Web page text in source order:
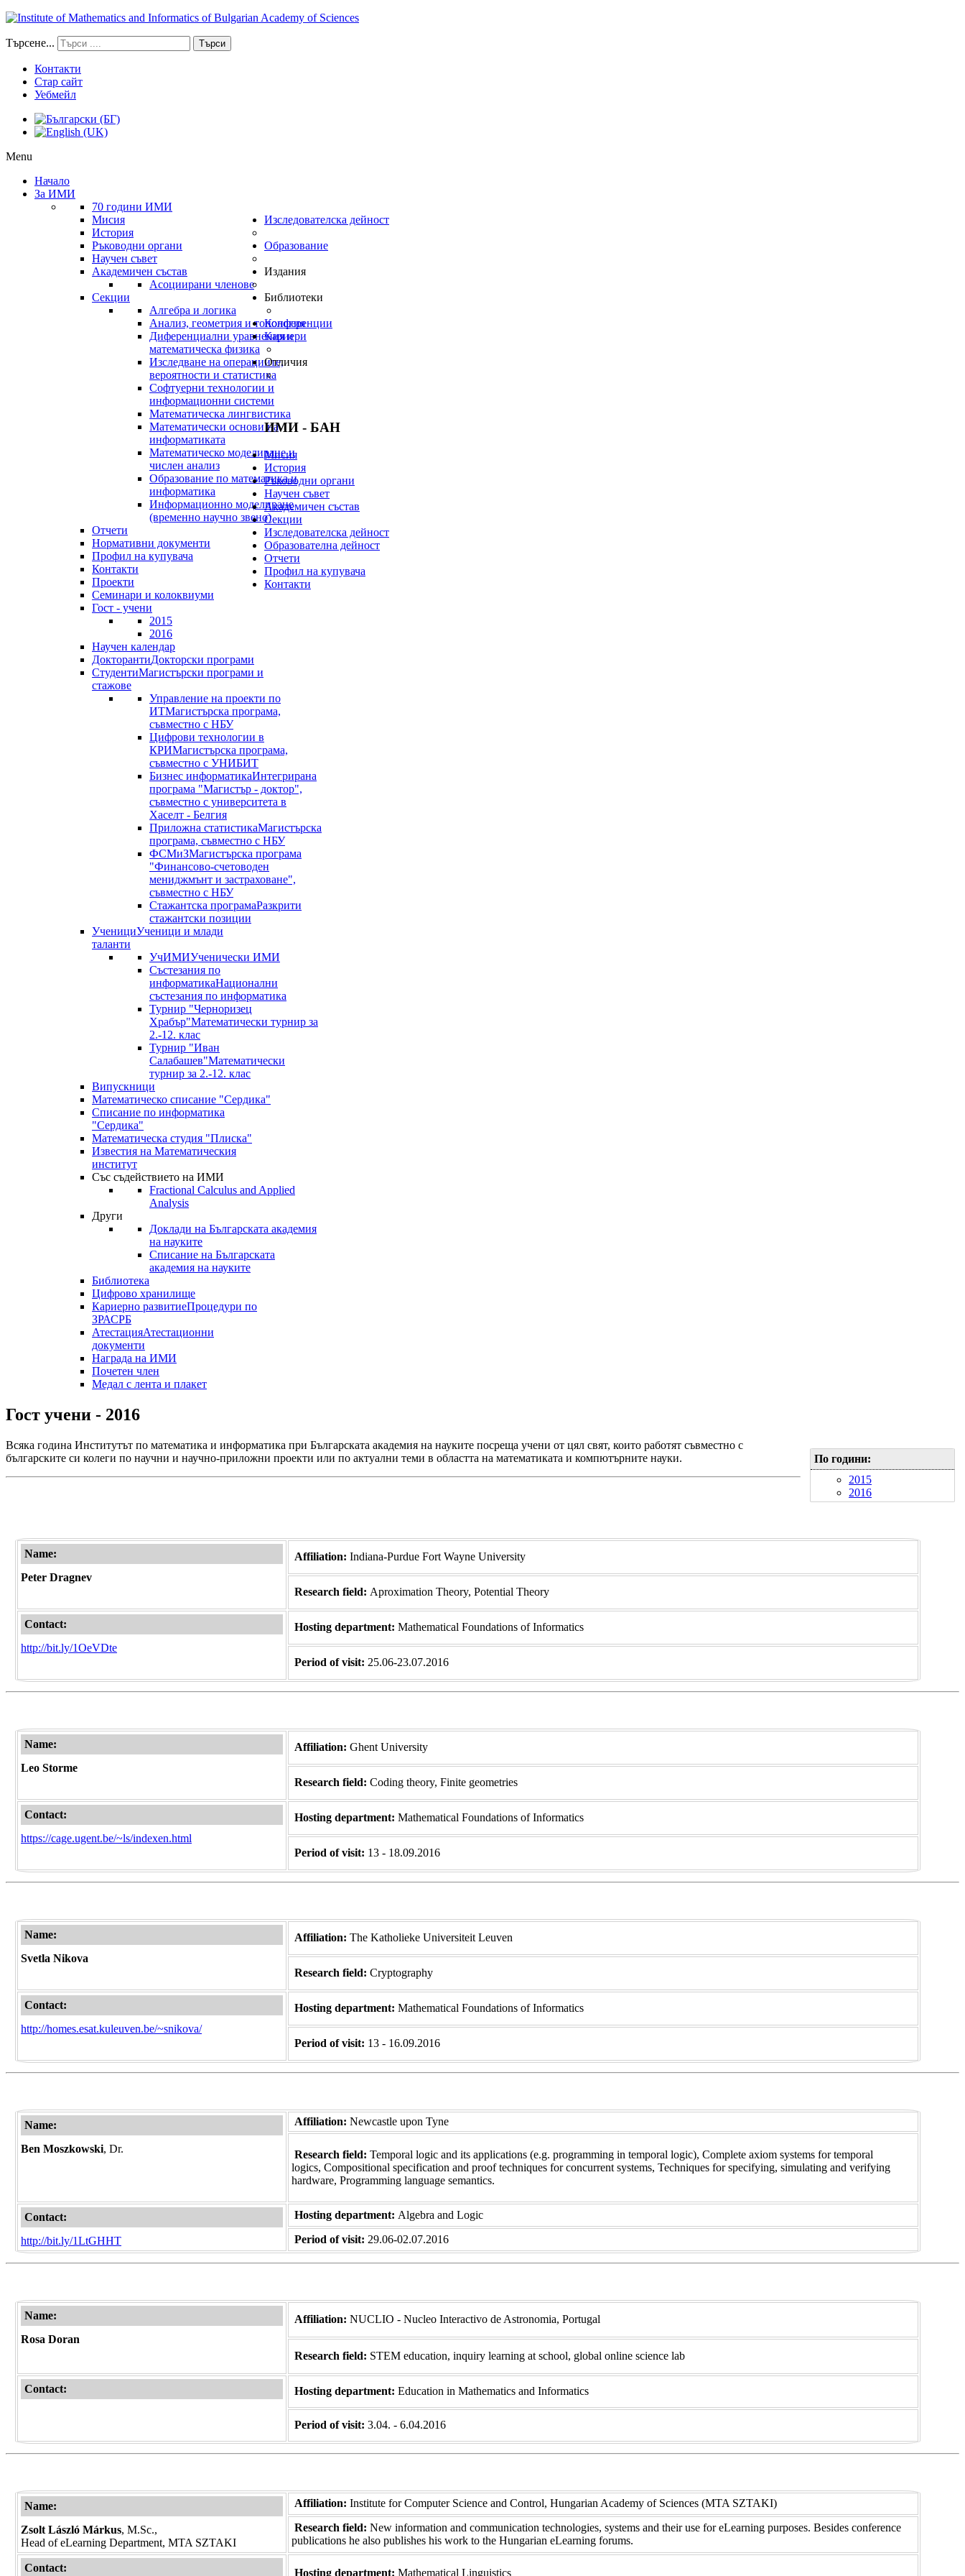
Търсене... Търси
Контакти
Стар сайт
Уебмейл
Menu
Начало
За ИМИ
70 години ИМИ
Мисия
История
Ръководни органи
Научен съвет
Академичен състав
Асоциирани членове
Секции
Алгебра и логика
Анализ, геометрия и топология
Диференциални уравнения и
математическа физика
Изследване на операциите,
вероятности и статистика
Софтуерни технологии и
информационни системи
Математическа лингвистика
Математически основи на
информатиката
Математическо моделиране и
числен анализ
Образование по математика и
информатика
Информационно моделиране
(временно научно звено)
Отчети
Нормативни документи
Профил на купувача
Контакти
Изследователска дейност
Проекти
Семинари и колоквиуми
Гост - учени
2015
2016
Научен календар
Образование
ДокторантиДокторски програми
СтудентиМагистърски програми и
стажове
Управление на проекти по
ИТМагистърска програма,
съвместно с НБУ
Цифрови технологии в
КРИМагистърска програма,
съвместно с УНИБИТ
Бизнес информатикаИнтегрирана
програма "Магистър - доктор",
съвместно с университета в
Хаселт - Белгия
Приложна статистикаМагистърска
програма, съвместно с НБУ
ФСМиЗМагистърска програма
"Финансово-счетоводен
мениджмънт и застраховане",
съвместно с НБУ
Стажантска програмаРазкрити
стажантски позиции
УченициУченици и млади
таланти
УчИМИУченически ИМИ
Състезания по
информатикаНационални
състезания по информатика
Турнир "Черноризец
Храбър"Математически турнир за
2.-12. клас
Турнир "Иван
Салабашев"Математически
турнир за 2.-12. клас
Випускници
Издания
Математическо списание "Сердика"
Списание по информатика
"Сердика"
Математическа студия "Плиска"
Известия на Математическия
институт
Със съдействието на ИМИ
Fractional Calculus and Applied
Analysis
Други
Доклади на Българската академия
на науките
Списание на Българската
академия на науките
Библиотеки
Библиотека
Цифрово хранилище
Конференции
Кариери
Кариерно развитиеПроцедури по
ЗРАСРБ
АтестацияАтестационни
документи
Отличия
Награда на ИМИ
Почетен член
Медал с лента и плакет
ИМИ - БАН
Мисия
История
Ръководни органи
Научен съвет
Академичен състав
Секции
Изследователска дейност
Образователна дейност
Отчети
Профил на купувача
Контакти
Гост учени - 2016
По години:
2015
2016
Всяка година Институтът по математика и информатика при Българската академия на науките посреща учени от цял свят, които работят съвместно с
българските си колеги по научни и научно-приложни проекти или по актуални теми в областта на математиката и компютърните науки.
Name:
Peter Dragnev
Affiliation: Indiana-Purdue Fort Wayne University
Research field: Aproximation Theory, Potential Theory
Contact:
http://bit.ly/1OeVDte
Hosting department: Mathematical Foundations of Informatics
Period of visit: 25.06-23.07.2016
Name:
Leo Storme
Affiliation: Ghent University
Research field: Coding theory, Finite geometries
Contact:
https://cage.ugent.be/~ls/indexen.html
Hosting department: Mathematical Foundations of Informatics
Period of visit: 13 - 18.09.2016
Name:
Svetla Nikova
Affiliation: The Katholieke Universiteit Leuven
Research field: Cryptography
Contact:
http://homes.esat.kuleuven.be/~snikova/
Hosting department: Mathematical Foundations of Informatics
Period of visit: 13 - 16.09.2016
Name:
Ben Moszkowski, Dr.
Affiliation: Newcastle upon Tyne
Research field: Temporal logic and its applications (e.g. programming in temporal logic), Complete axiom systems for temporal
logics, Compositional specification and proof techniques for concurrent systems, Techniques for specifying, simulating and verifying
hardware, Programming language semantics.
Contact:
http://bit.ly/1LtGHHT
Hosting department: Algebra and Logic
Period of visit: 29.06-02.07.2016
Name:
Rosa Doran
Affiliation: NUCLIO - Nucleo Interactivo de Astronomia, Portugal
Research field: STEM education, inquiry learning at school, global online science lab
Contact: Hosting department: Education in Mathematics and Informatics
Period of visit: 3.04. - 6.04.2016
Name:
Zsolt László Márkus, M.Sc.,
Head of eLearning Department, MTA SZTAKI
Affiliation: Institute for Computer Science and Control, Hungarian Academy of Sciences (MTA SZTAKI)
Research field: New information and communication technologies, systems and their use for eLearning purposes. Besides conference
publications he also publishes his work to the Hungarian eLearning forums.
Contact: Hosting department: Mathematical Linguistics